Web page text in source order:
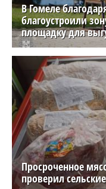
В Гомеле
благоустроили
площадку для
Просроченное
проверил